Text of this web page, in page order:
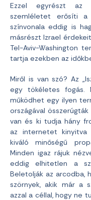
Ezzel egyrészt az
szemléletet erősíti a
színvonala eddig is
másrészt Izrael
Tel-Aviv-Washington
tartja ezekben az
Miről is van szó? Az
egy tökéletes fogás.
működhet egy ilyen
országával
van és ki tudja hány
az internetet kinyitva
kiváló minőségű
Minden igaz rájuk
eddig elhitetlen a
Beletolják az arcodba,
szörnyek, akik már a
azzal a céllal, hogy ne